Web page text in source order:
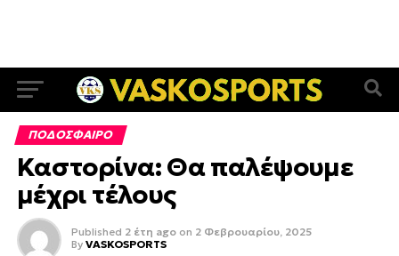
ΠΟΔΟΣΦΑΙΡΟ
Καστορίνα: ΄΄Θα παλέψουμε
μέχρι τέλους΄΄
Published 2 έτη ago on 2 Φεβρουαρίου, 2025
By VASKOSPORTS